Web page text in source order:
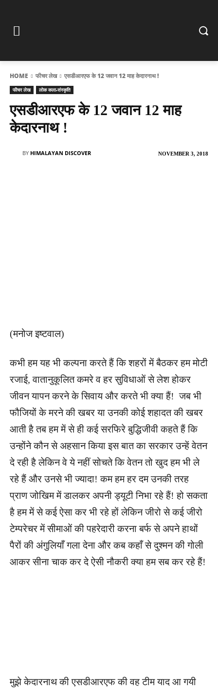
HOME फीचर लेख एसडीआरएफ के 12 जवान 12 माह केदारनाथ !
फीचर लेख लोक कला-संस्कृति
एसडीआरएफ के 12 जवान 12 माह
केदारनाथ !
NOVEMBER 3, 2018
BY HIMALAYAN DISCOVER
(मनोज इष्टवाल)
कभी हम यह भी कल्पना करते हैं कि शहरों में बैठकर हम मोटी
रजाई, वातानुकूलित कमरे व हर सुविधाओं से लेश होकर
जीवन यापन करने के सिवाय और करते भी क्या हैं! जब भी
फौजियों के मरने की खबर या उनकी कोई शहादत की खबर
आती है तब हम में से ही कई सरफिरे बुद्धिजीवी कहते हैं कि
उन्होंने कौन से अहसान किया इस बात का सरकार उन्हें वेतन
दे रही है लेकिन वे ये नहीं सोचते कि वेतन तो खुद हम भी ले
रहे हैं और उनसे भी ज्यादा! कम हम हर दम उनकी तरह
प्राण जोखिम में डालकर अपनी ड्यूटी निभा रहे हैं! हो सकता
है हम में से कई ऐसा कर भी रहे हों लेकिन जीरो से कई जीरो
टेम्परेचर में सीमाओं की पहरेदारी करना बर्फ से अपने हाथों
पैरों की अंगुलियाँ गला देना और कब कहाँ से दुश्मन की गोली
आकर सीना चाक कर दे ऐसी नौकरी क्या हम सब कर रहे हैं!
मुझे केदारनाथ की एसडीआरएफ की वह टीम याद आ गयी